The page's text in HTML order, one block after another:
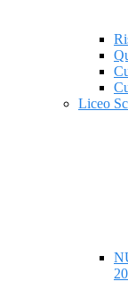
Liceo